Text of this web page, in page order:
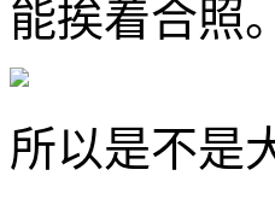
能挨着合照。
所以是不是